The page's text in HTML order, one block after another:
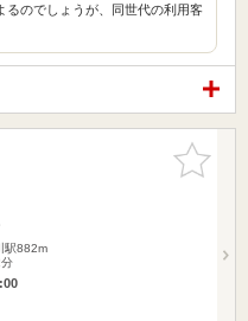
るのでしょうが、同世代の利用客
お気に入
りに追加
駅882m